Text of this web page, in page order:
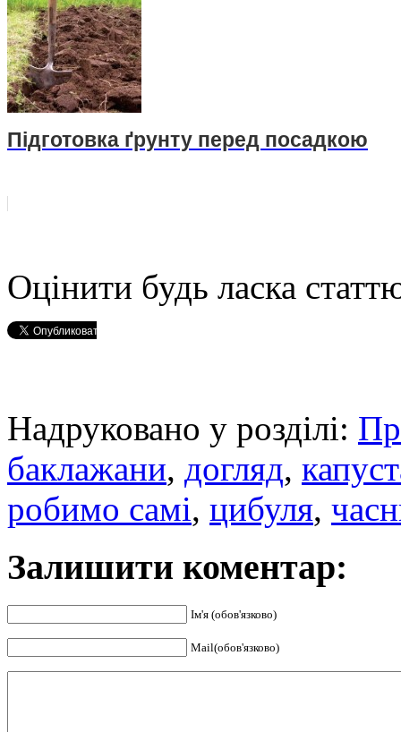
Підготовка ґрунту перед посадкою
Оцінити будь ласка
Надруковано у розділі:
баклажани, догляд,
робимо самі, цибуля,
Залишити коментар:
Ім'я (обов'язково)
Mail(обов'язково)